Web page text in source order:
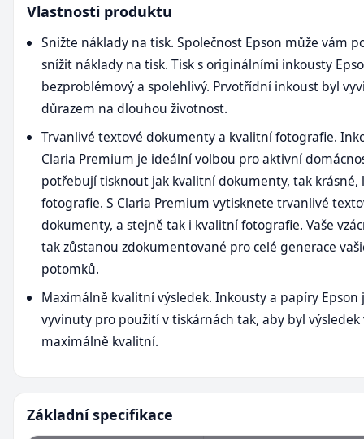
Vlastnosti produktu
Snižte náklady na tisk. Společnost Epson může vám
snížit náklady na tisk. Tisk s originálními inkousty
bezproblémový a spolehlivý. Prvotřídní inkoust byl
důrazem na dlouhou životnost.
Trvanlivé textové dokumenty a kvalitní fotografie.
Claria Premium je ideální volbou pro aktivní
potřebují tisknout jak kvalitní dokumenty, tak krásné,
fotografie. S Claria Premium vytisknete trvanlivé
dokumenty, a stejně tak i kvalitní fotografie. Vaše
tak zůstanou zdokumentované pro celé generace
potomků.
Maximálně kvalitní výsledek. Inkousty a papíry Epson
vyvinuty pro použití v tiskárnách tak, aby byl výsledek
maximálně kvalitní.
Základní specifikace